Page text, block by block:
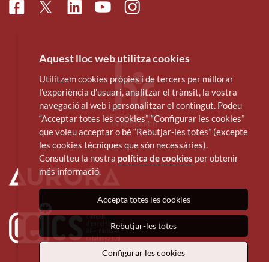
FacebookTwitterLinkedinYoutubeInstagram
Aquest lloc web utilitza cookies
Utilitzem cookies pròpies i de tercers per millorar
l’experiència d’usuari, analitzar el trànsit, la vostra
navegació al web i personalitzar el contingut. Podeu
“Acceptar totes les cookies”, “Configurar les cookies”
que voleu acceptar o bé “Rebutjar-les totes” (excepte
les cookies tècniques que són necessàries).
Consulteu la nostra política de cookies per obtenir
més informació.
Accepta totes les cookies
Rebutjar-les totes
Configurar les cookies